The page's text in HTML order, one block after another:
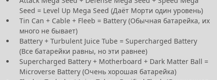
Seed = Level Up Mega Seed (Даёт Морти один уровень)
Tin Can + Cable + Fleeb = Battery (Обычная батарейка, их
много не бывает)
Battery + Turbulent Juice Tube = Supercharged Battery
(Все батарейки равны, но эти равнее)
Supercharged Battery + Motherboard + Dark Matter Ball =
Microverse Battery (Очень хорошая батарейка)